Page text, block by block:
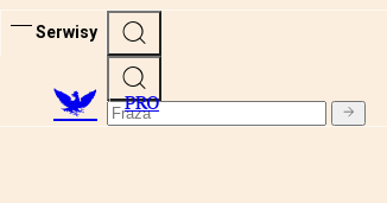
Serwisy
PRO